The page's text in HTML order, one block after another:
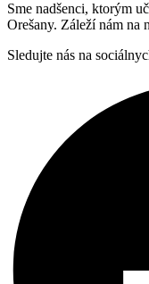
Sme nadšenci, ktorým
Orešany. Záleží nám na
Sledujte nás na